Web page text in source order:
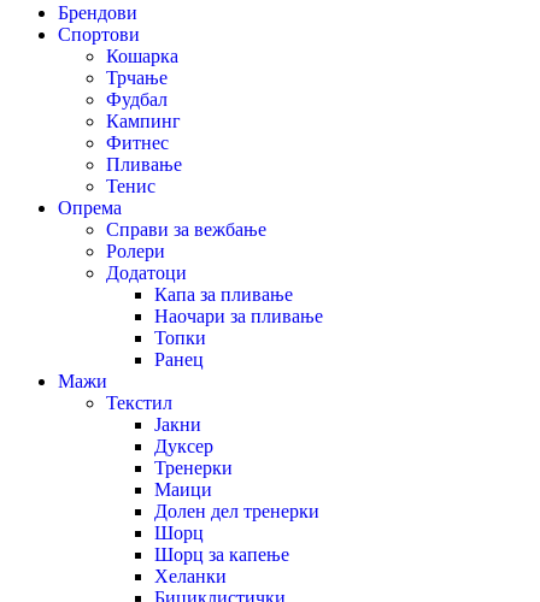
Брендови
Спортови
Кошарка
Трчање
Фудбал
Кампинг
Фитнес
Пливање
Тенис
Опрема
Справи за вежбање
Ролери
Додатоци
Капа за пливање
Наочари за пливање
Топки
Ранец
Мажи
Текстил
Јакни
Дуксер
Тренерки
Маици
Долен дел тренерки
Шорц
Шорц за капење
Хеланки
Бициклистички